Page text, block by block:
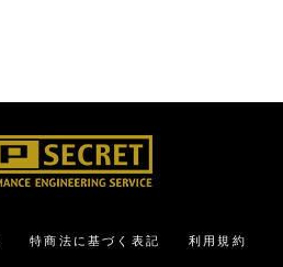
特商法に基づく表記
利用規約